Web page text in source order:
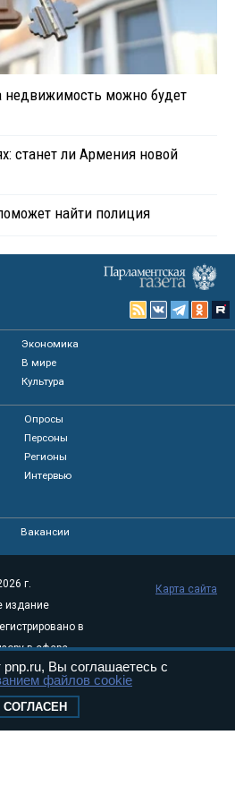
недвижимость можно будет
станет ли Армения новой
найти полиция
Экономика
В мире
Культура
Опросы
Персоны
Регионы
Интервью
Вакансии
г.
издание
в
в сфере
и
05
Эл № ФС77-
Карта сайта
pnp.ru, Вы соглашаетесь с
файлов cookie
СОГЛАСЕН